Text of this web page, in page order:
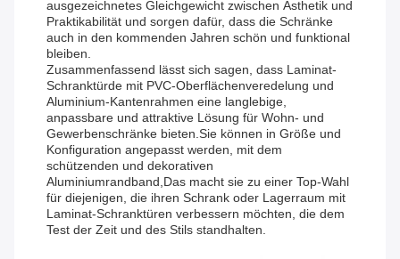
ausgezeichnetes Gleichgewicht zwischen Ästhetik und
Praktikabilität und sorgen dafür, dass die Schränke
auch in den kommenden Jahren schön und funktional
bleiben.
Zusammenfassend lässt sich sagen, dass Laminat-
Schranktürde mit PVC-Oberflächenveredelung und
Aluminium-Kantenrahmen eine langlebige,
anpassbare und attraktive Lösung für Wohn- und
Gewerbenschränke bieten.Sie können in Größe und
Konfiguration angepasst werden, mit dem
schützenden und dekorativen
Aluminiumrandband,Das macht sie zu einer Top-Wahl
für diejenigen, die ihren Schrank oder Lagerraum mit
Laminat-Schranktüren verbessern möchten, die dem
Test der Zeit und des Stils standhalten.